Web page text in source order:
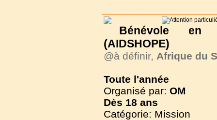
Bénévole
(AIDSHOPE)
@à définir, Afrique du
Toute l'année
Organisé par: OM
Dès 18 ans
Catégorie: Mission